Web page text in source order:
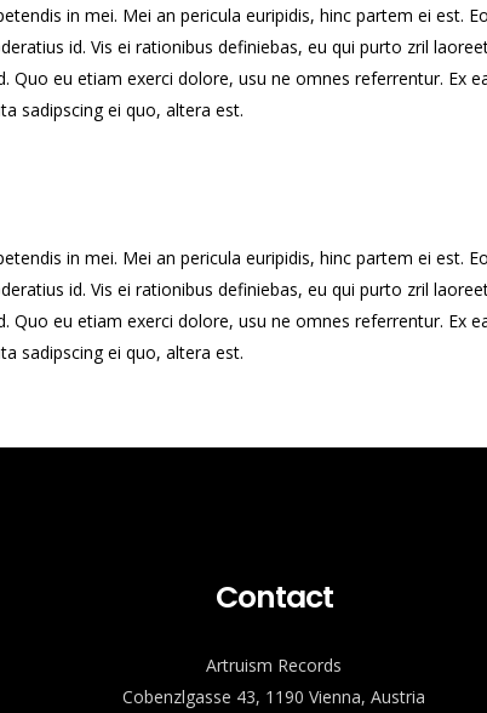
in mei. Mei an pericula euripidis, hinc partem ei est.
id. Vis ei rationibus definiebas, eu qui purto zril
eu etiam exerci dolore, usu ne omnes referrentur. Ex
sadipscing ei quo, altera est.
in mei. Mei an pericula euripidis, hinc partem ei est.
id. Vis ei rationibus definiebas, eu qui purto zril
eu etiam exerci dolore, usu ne omnes referrentur. Ex
sadipscing ei quo, altera est.
Contact
Artruism Records
Cobenzlgasse 43, 1190 Vienna, Austria